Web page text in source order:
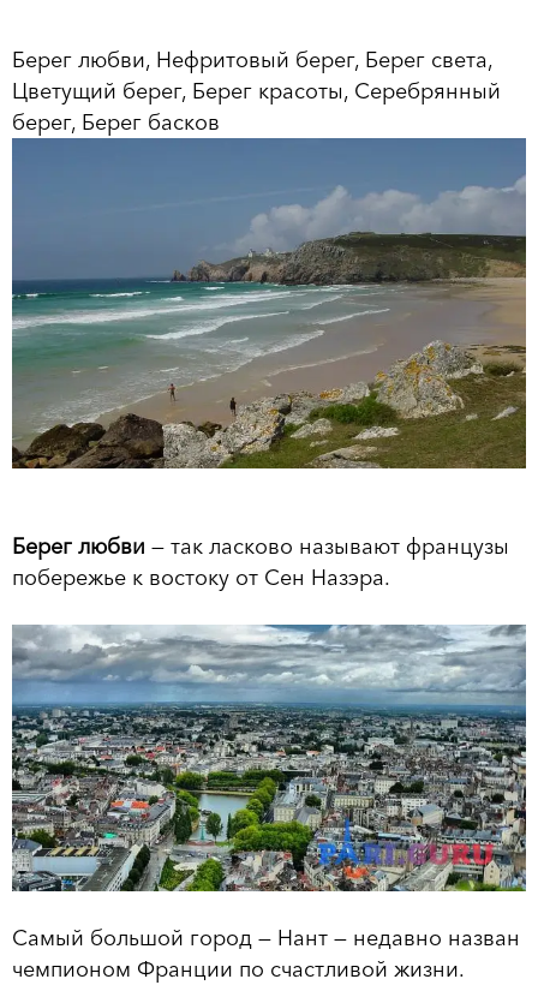
Берег любви, Нефритовый берег, Берег света,
Цветущий берег, Берег красоты, Серебрянный
берег, Берег басков
Берег любви — так ласково называют французы
побережье к востоку от Сен Назэра.
Cамый большой город — Нант — недавно назван
чемпионом Франции по счастливой жизни.